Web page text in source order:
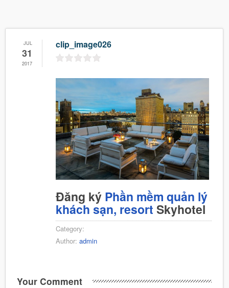
JUL
31
2017
clip_image026
Đăng ký Phần mềm quản lý
khách sạn, resort Skyhotel
Category:
Author: admin
Your Comment